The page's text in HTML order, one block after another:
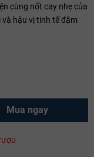
cùng nốt cay nhẹ của
hậu vị tinh tế đậm
Mua ngay